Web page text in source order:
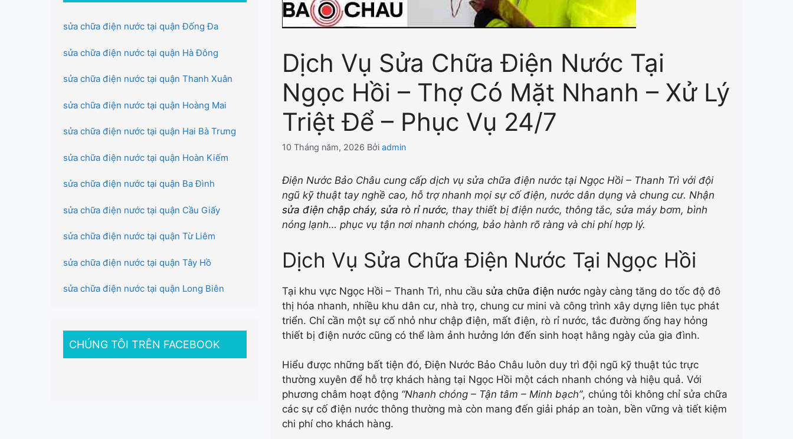
Dịch Vụ Sửa Chữa Điện Nước Tại
Ngọc Hồi – Thợ Có Mặt Nhanh – Xử Lý
Triệt Để – Phục Vụ 24/7
10 Tháng năm, 2026 Bởi admin
Điện Nước Bảo Châu cung cấp dịch vụ sửa chữa điện nước tại Ngọc Hồi – Thanh Trì với đội
ngũ kỹ thuật tay nghề cao, hỗ trợ nhanh mọi sự cố điện, nước dân dụng và chung cư. Nhận
sửa điện chập cháy, sửa rò rỉ nước, thay thiết bị điện nước, thông tắc, sửa máy bơm, bình
nóng lạnh… phục vụ tận nơi nhanh chóng, bảo hành rõ ràng và chi phí hợp lý.
Dịch Vụ Sửa Chữa Điện Nước Tại Ngọc Hồi
Tại khu vực Ngọc Hồi – Thanh Trì, nhu cầu sửa chữa điện nước ngày càng tăng do tốc độ đô
thị hóa nhanh, nhiều khu dân cư, nhà trọ, chung cư mini và công trình xây dựng liên tục phát
triển. Chỉ cần một sự cố nhỏ như chập điện, mất điện, rò rỉ nước, tắc đường ống hay hỏng
thiết bị điện nước cũng có thể làm ảnh hưởng lớn đến sinh hoạt hằng ngày của gia đình.
Hiểu được những bất tiện đó, Điện Nước Bảo Châu luôn duy trì đội ngũ kỹ thuật túc trực
thường xuyên để hỗ trợ khách hàng tại Ngọc Hồi một cách nhanh chóng và hiệu quả. Với
phương châm hoạt động “Nhanh chóng – Tận tâm – Minh bạch”, chúng tôi không chỉ sửa chữa
các sự cố điện nước thông thường mà còn mang đến giải pháp an toàn, bền vững và tiết kiệm
chi phí cho khách hàng.
sửa chữa điện nước tại quận Đống Đa
sửa chữa điện nước tại quận Hà Đông
sửa chữa điện nước tại quận Thanh Xuân
sửa chữa điện nước tại quận Hoàng Mai
sửa chữa điện nước tại quận Hai Bà Trưng
sửa chữa điện nước tại quận Hoàn Kiếm
sửa chữa điện nước tại quận Ba Đình
sửa chữa điện nước tại quận Cầu Giấy
sửa chữa điện nước tại quận Từ Liêm
sửa chữa điện nước tại quận Tây Hồ
sửa chữa điện nước tại quận Long Biên
CHÚNG TÔI TRÊN FACEBOOK